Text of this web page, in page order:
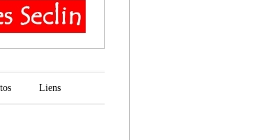
Liens